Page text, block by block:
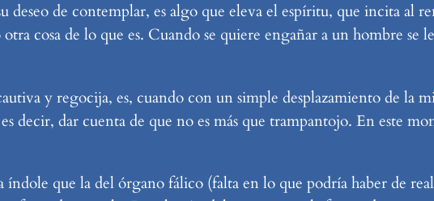
deseo de contemplar, es algo que eleva el espíritu, que incita al
cosa de lo que es. Cuando se quiere engañar a un hombre se
y regocija, es, cuando con un simple desplazamiento de la
decir, dar cuenta de que no es más que trampantojo. En este
índole que la del órgano fálico (falta en lo que podría haber de